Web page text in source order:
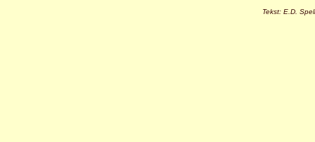
Tekst: E.D.